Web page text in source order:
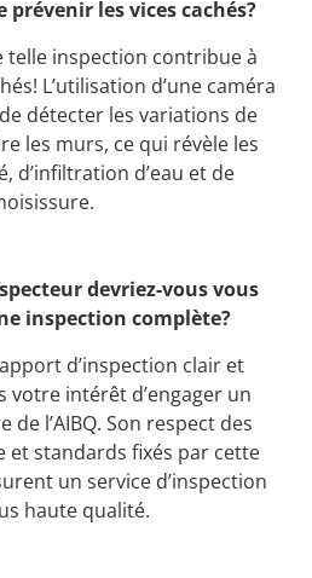
les vices cachés?
telle inspection contribue à
L’utilisation d’une caméra
détecter les variations de
les murs, ce qui révèle les
d’infiltration d’eau et de
devriez-vous vous
inspection complète?
d’inspection clair et
votre intérêt d’engager un
l’AIBQ. Son respect des
et standards fixés par cette
un service d’inspection
haute qualité.